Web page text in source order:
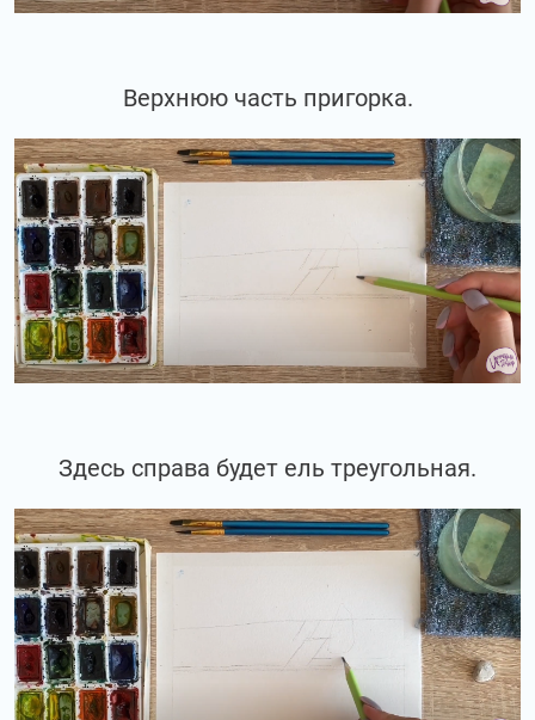
Верхнюю часть пригорка.
Здесь справа будет ель треугольная.